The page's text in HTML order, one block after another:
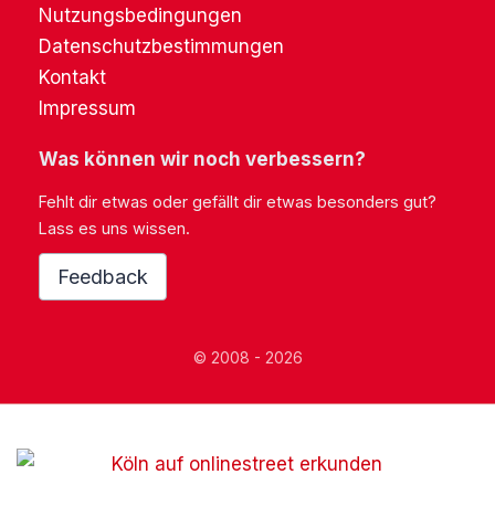
Nutzungsbedingungen
Datenschutzbestimmungen
Kontakt
Impressum
Was können wir noch verbessern?
Fehlt dir etwas oder gefällt dir etwas besonders gut?
Lass es uns wissen.
Feedback
© 2008 - 2026